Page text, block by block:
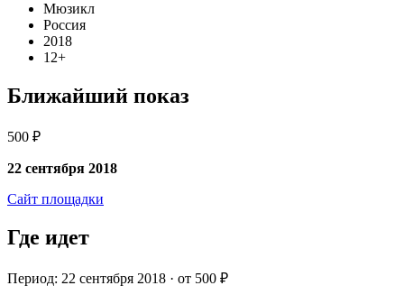
Мюзикл
Россия
2018
12+
Ближайший показ
500 ₽
22 сентября 2018
Сайт площадки
Где идет
Период: 22 сентября 2018 · от 500 ₽